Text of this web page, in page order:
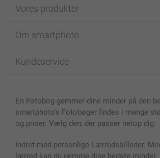
Vores produkter
Fotokort
Fotobøger
Cover til mobil & tablet
MyNameBook
Fotorammer & Tilbehør
Om smartphoto
For affiliate
Sitemap
Betingelser og garantier
Kundeservice
smartbonus
Priser & betaling
En Fotobog gemmer dine minder på den
smartphoto's Fotobøger findes i mange
og priser. Vælg den, der passer netop dig.
Indret med personlige Lærredsbilleder.
lærred kan du gemme dine bedste